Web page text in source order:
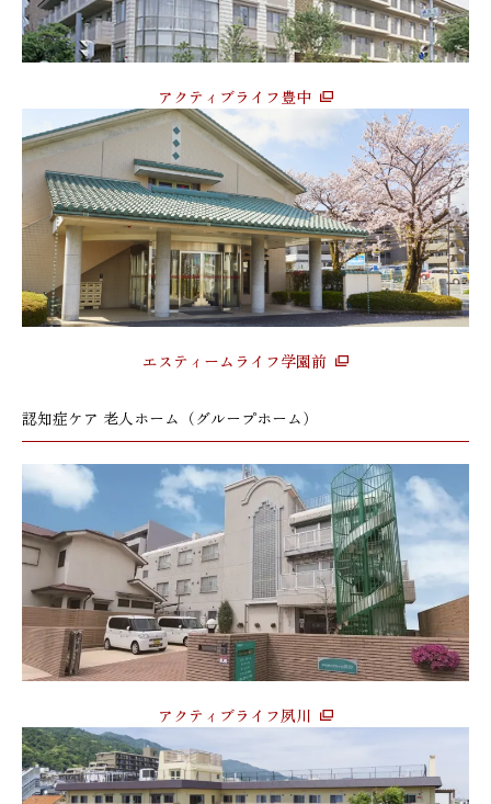
アクティブライフ豊中
エスティームライフ学園前
認知症ケア 老人ホーム（グループホーム）
アクティブライフ夙川